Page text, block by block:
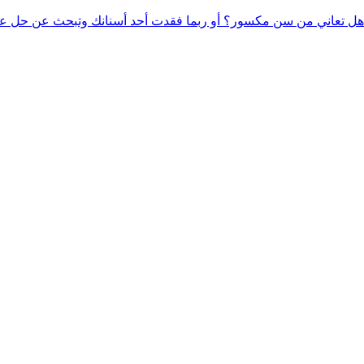
هل تعاني من سن مكسور؟ أو ربما فقدت أحد أسنانك وتبحث عن حل